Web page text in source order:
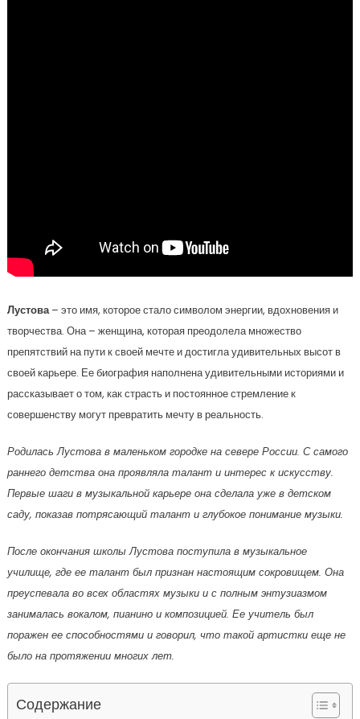
Лустова– это имя, которое стало символом энергии, вдохновения и
творчества. Она – женщина, которая преодолела множество
препятствий на пути к своей мечте и достигла удивительных высот в
своей карьере. Ее биография наполнена удивительными историями и
рассказывает о том, как страсть и постоянное стремление к
совершенству могут превратить мечту в реальность.
Родилась Лустова в маленьком городке на севере России. С самого
раннего детства она проявляла талант и интерес к искусству.
Первые шаги в музыкальной карьере она сделала уже в детском
саду, показав потрясающий талант и глубокое понимание музыки.
После окончания школы Лустова поступила в музыкальное
училище, где ее талант был признан настоящим сокровищем. Она
преуспевала во всех областях музыки и с полным энтузиазмом
занималась вокалом, пианино и композицией. Ее учитель был
поражен ее способностями и говорил, что такой артистки еще не
было на протяжении многих лет.
Содержание